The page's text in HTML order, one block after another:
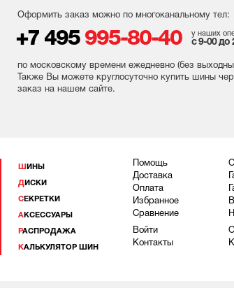
Оформить заказ можно по многоканальному тел:
+7 495 995-80-40 у наших
с 9-00 до
по московскому времени ежедневно (без
Также Вы можете круглосуточно купить шины
заказ на нашем сайте.
ШИНЫ
ДИСКИ
СЕКРЕТКИ
АКСЕССУАРЫ
РАСПРОДАЖА
КАЛЬКУЛЯТОР ШИН
Помощь
Доставка
Оплата
Избранное
Сравнение
Войти
Контакты